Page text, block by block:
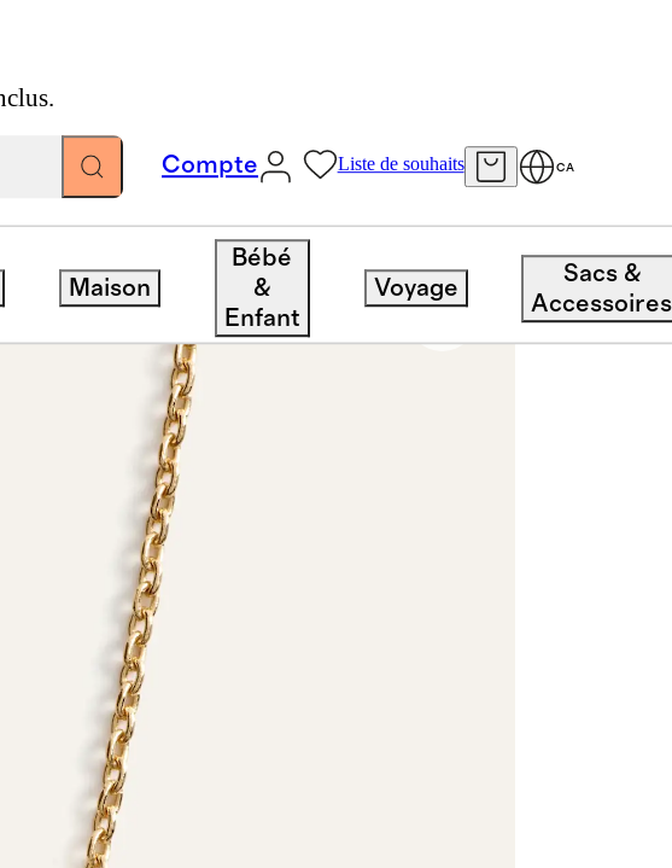
Compte Liste de souhaits CA
Maison
Bébé
&
Enfant
Voyage
Sacs &
Accessoires